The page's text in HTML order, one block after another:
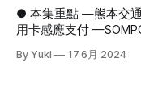
● 本集重點 —熊本交
用卡感應支付 —SOMPO保險業與RIZAP健身房的戰略合作，
—Mercari 看好家庭中
By Yuki 17 6月 2024